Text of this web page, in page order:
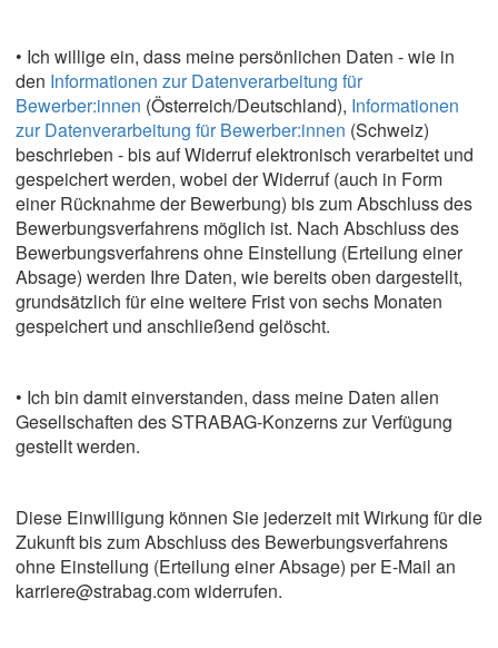
• Ich willige ein, dass meine persönlichen Daten - wie in
den Informationen zur Datenverarbeitung für
Bewerber:innen (Österreich/Deutschland), Informationen
zur Datenverarbeitung für Bewerber:innen (Schweiz)
beschrieben - bis auf Widerruf elektronisch verarbeitet und
gespeichert werden, wobei der Widerruf (auch in Form
einer Rücknahme der Bewerbung) bis zum Abschluss des
Bewerbungsverfahrens möglich ist. Nach Abschluss des
Bewerbungsverfahrens ohne Einstellung (Erteilung einer
Absage) werden Ihre Daten, wie bereits oben dargestellt,
grundsätzlich für eine weitere Frist von sechs Monaten
gespeichert und anschließend gelöscht.
• Ich bin damit einverstanden, dass meine Daten allen
Gesellschaften des STRABAG-Konzerns zur Verfügung
gestellt werden.
Diese Einwilligung können Sie jederzeit mit Wirkung für die
Zukunft bis zum Abschluss des Bewerbungsverfahrens
ohne Einstellung (Erteilung einer Absage) per E-Mail an
karriere@strabag.com widerrufen.